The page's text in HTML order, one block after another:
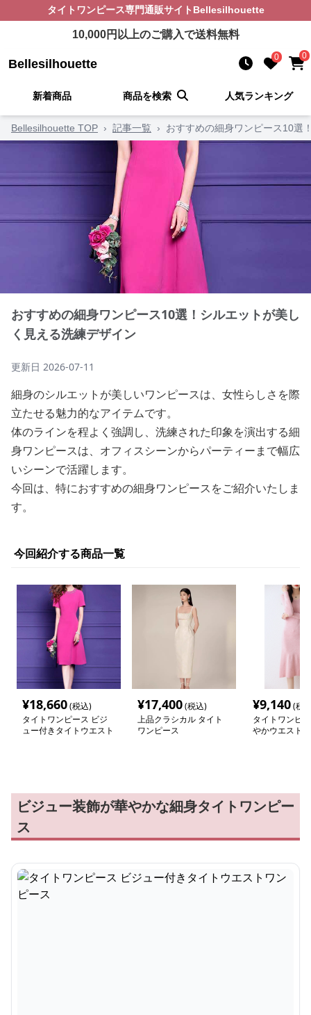
タイトワンピース専門通販サイト Bellesilhouette
10,000円以上のご購入で送料無料
Bellesilhouette 0 0
新着商品 商品を検索 人気ランキング
Bellesilhouette TOP › 記事一覧 › おすすめの細身ワンピース10選
おすすめの細身ワンピース10選！シルエットが美し
く見える洗練デザイン
更新日 2026-07-11
細身のシルエットが美しいワンピースは、女性らしさを際
立たせる魅力的なアイテムです。
体のラインを程よく強調し、洗練された印象を演出する細
身ワンピースは、オフィスシーンからパーティーまで幅広
いシーンで活躍します。
今回は、特におすすめの細身ワンピースをご紹介いたしま
す。
今回紹介する商品一覧
¥18,660(税込)
タイトワンピース ビジ
ュー付きタイトウエスト
¥17,400(税込)
上品クラシカル タイト
ワンピース
¥9,140(税
タイトワンピ
やかウエスト
ビジュー装飾が華やかな細身タイトワンピー
ス